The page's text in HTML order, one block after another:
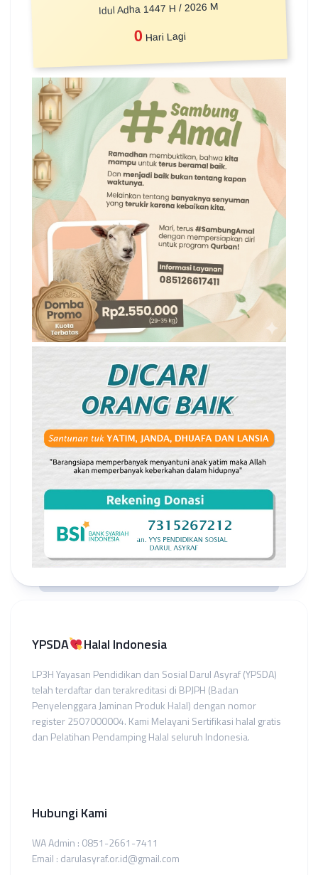
Idul Adha 1447 H / 2026 M
0 Hari Lagi
YPSDA Halal Indonesia
LP3H Yayasan Pendidikan dan Sosial Darul Asyraf (YPSDA)
telah terdaftar dan terakreditasi di BPJPH (Badan
Penyelenggara Jaminan Produk Halal) dengan nomor
register 2507000004. Kami Melayani Sertifikasi halal gratis
dan Pelatihan Pendamping Halal seluruh Indonesia.
Hubungi Kami
WA Admin : 0851-2661-7411
Email : darulasyraf.or.id@gmail.com